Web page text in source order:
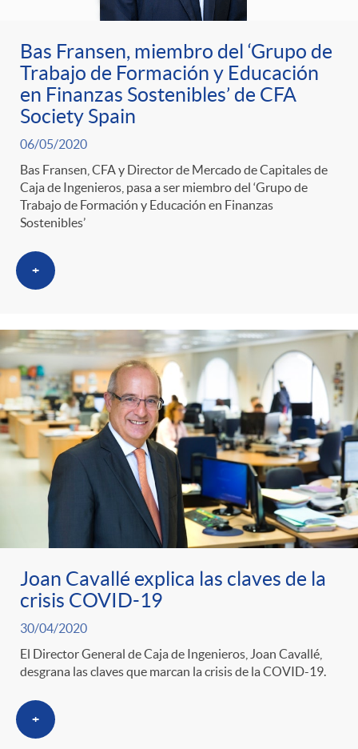
r
a
S
a
l
a
d
e
p
e
n
s
a
n
p
o
r
c
t
e
g
r
í
a
s
e
n
i
d
o
n
c
l
F
i
l
t
i
c
a
d
o
r
d
e
c
n
t
e
n
Bas Fransen, miembro del ‘Grupo de
Trabajo de Formación y Educación
en Finanzas Sostenibles’ de CFA
Society Spain
06/05/2020
Bas Fransen, CFA y Director de Mercado de Capitales de
Caja de Ingenieros, pasa a ser miembro del ‘Grupo de
Trabajo de Formación y Educación en Finanzas
Sostenibles’
+
Joan Cavallé explica las claves de la
crisis COVID-19
30/04/2020
El Director General de Caja de Ingenieros, Joan Cavallé,
desgrana las claves que marcan la crisis de la COVID-19.
+